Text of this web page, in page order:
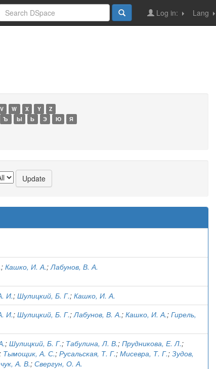
Lang
Log in:
V W X Y
Z
Ъ Ы Ь Э Ю Я
; Кашко, И. А.;Лабунов, В. А.
И.; Шулицкий, Б. Г.; Кашко, И. А.
И.; Шулицкий, Б. Г.;Лабунов, В. А.; Кашко, И. А.; Гирель,
; Шулицкий, Б. Г.; Табулина, Л. В.; Прудникова, Е. Л.;
Тымощик, А. С.; Русальская, Т. Г.; Мисевра, Т. Г.; Зудов,
А. В.; Свергун, О. А.